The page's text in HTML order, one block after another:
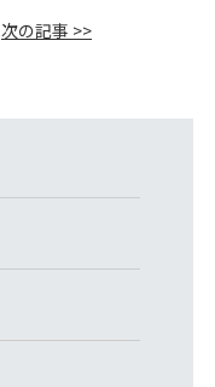
次の記事 >>